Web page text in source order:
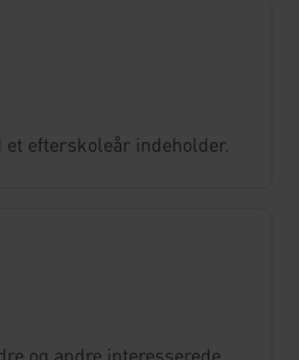
et efterskoleår indeholder.